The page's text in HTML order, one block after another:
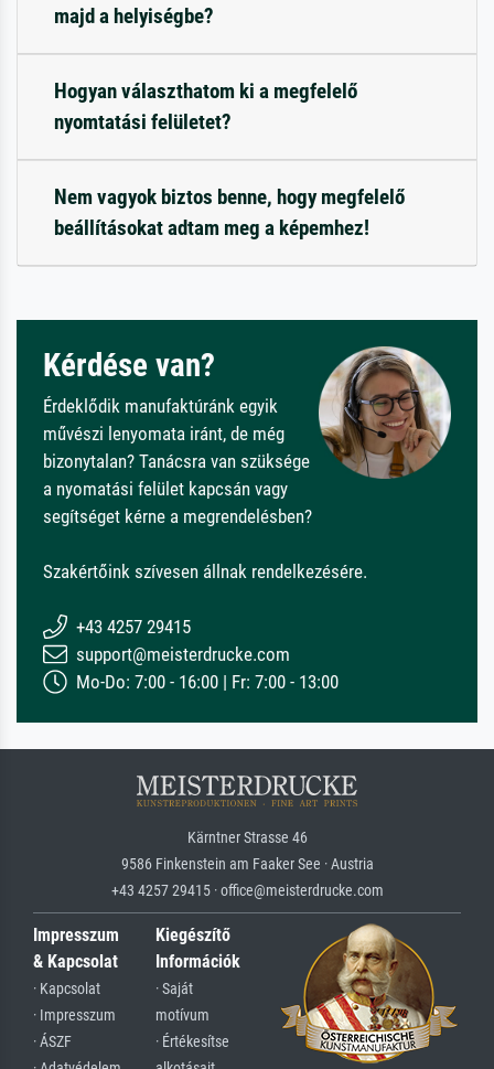
majd a helyiségbe?
Hogyan választhatom ki a megfelelő
nyomtatási felületet?
Nem vagyok biztos benne, hogy megfelelő
beállításokat adtam meg a képemhez!
Kérdése van?
Érdeklődik manufaktúránk egyik
művészi lenyomata iránt, de még
bizonytalan? Tanácsra van szüksége
a nyomatási felület kapcsán vagy
segítséget kérne a megrendelésben?
Szakértőink szívesen állnak rendelkezésére.
+43 4257 29415
support@meisterdrucke.com
Mo-Do: 7:00 - 16:00 | Fr: 7:00 - 13:00
Kärntner Strasse 46
9586 Finkenstein am Faaker See · Austria
+43 4257 29415 · office@meisterdrucke.com
Impresszum
& Kapcsolat
· Kapcsolat
· Impresszum
· ÁSZF
Kiegészítő
Információk
· Saját
motívum
· Értékesítse